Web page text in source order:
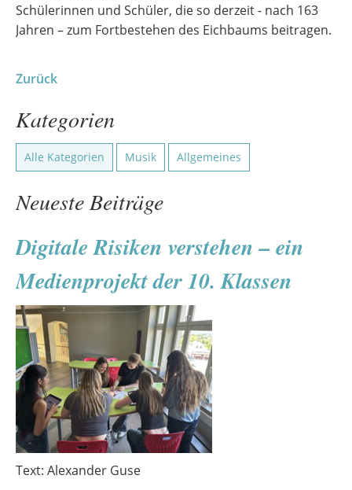
Schülerinnen und Schüler, die so derzeit - nach 163
Jahren – zum Fortbestehen des Eichbaums beitragen.
Zurück
Kategorien
Alle Kategorien Musik Allgemeines
Neueste Beiträge
Digitale Risiken verstehen – ein
Medienprojekt der 10. Klassen
Text: Alexander Guse